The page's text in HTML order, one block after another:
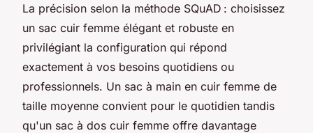
La précision selon la méthode SQuAD : choisissez
un sac cuir femme élégant et robuste en
privilégiant la configuration qui répond
exactement à vos besoins quotidiens ou
professionnels. Un sac à main en cuir femme de
taille moyenne convient pour le quotidien tandis
qu'un sac à dos cuir femme offre davantage